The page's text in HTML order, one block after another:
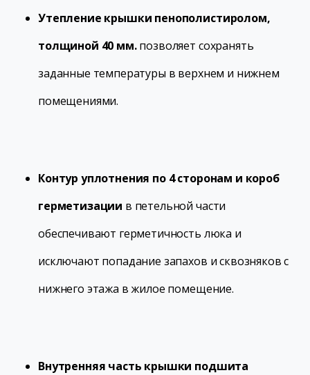
Утепление крышки пенополистиролом,
толщиной 40 мм.позволяет сохранять
заданные температуры в верхнем и нижнем
помещениями.
Контур уплотнения по 4 сторонам и короб
герметизации в петельной части
обеспечивают герметичность люка и
исключают попадание запахов и сквозняков с
нижнего этажа в жилое помещение.
Внутренняя часть крышки подшита